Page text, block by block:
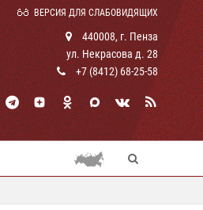
ВЕРСИЯ ДЛЯ СЛАБОВИДЯЩИХ
440008, г. Пенза
ул. Некрасова д. 28
+7 (8412) 68-25-58